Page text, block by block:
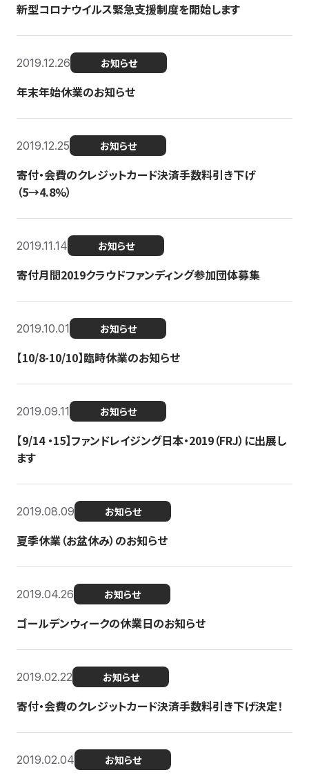
新型コロナウイルス緊急支援制度を開始します
2019.12.26 お知らせ
年末年始休業のお知らせ
2019.12.25 お知らせ
寄付・会費のクレジットカード決済手数料引き下げ
（5→4.8%）
2019.11.14 お知らせ
寄付月間2019クラウドファンディング参加団体募集
2019.10.01 お知らせ
【10/8-10/10】臨時休業のお知らせ
2019.09.11 お知らせ
【9/14 ・15】ファンドレイジング日本・2019（FRJ）に出展し
ます
2019.08.09 お知らせ
夏季休業（お盆休み）のお知らせ
2019.04.26 お知らせ
ゴールデンウィークの休業日のお知らせ
2019.02.22 お知らせ
寄付・会費のクレジットカード決済手数料引き下げ決定！
2019.02.04 お知らせ